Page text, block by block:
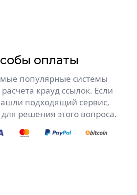
оплаты
популярные системы
крауд ссылок. Если
подходящий сервис,
решения этого вопроса.